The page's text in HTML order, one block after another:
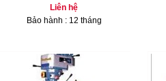
Liên hệ
Bảo hành : 12 tháng